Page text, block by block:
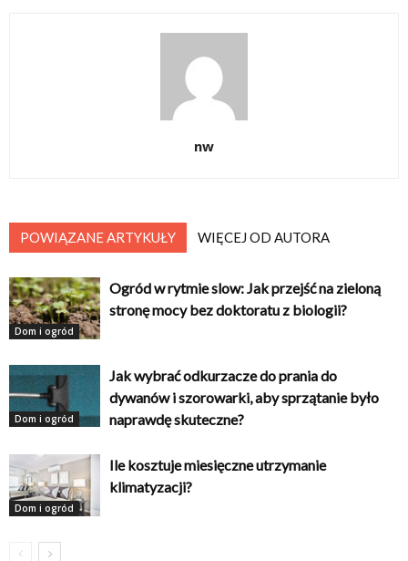
nw
POWIĄZANE ARTYKUŁY WIĘCEJ OD AUTORA
Dom i ogród
Ogród w rytmie slow: Jak przejść na zieloną
stronę mocy bez doktoratu z biologii?
Dom i ogród
Jak wybrać odkurzacze do prania do
dywanów i szorowarki, aby sprzątanie było
naprawdę skuteczne?
Dom i ogród
Ile kosztuje miesięczne utrzymanie
klimatyzacji?